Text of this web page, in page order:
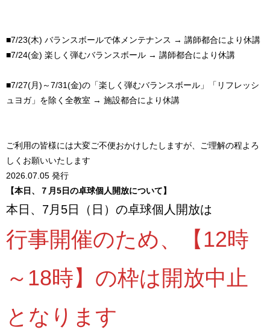
■7/23(木) バランスボールで体メンテナンス → 講師都合により休講
■7/24(金) 楽しく弾むバランスボール → 講師都合により休講
■7/27(月)～7/31(金)の「楽しく弾むバランスボール」「リフレッシ
ュヨガ」を除く全教室 → 施設都合により休講
ご利用の皆様には大変ご不便おかけしたしますが、ご理解の程よろ
しくお願いいたします
2026.07.05 発行
【本日、７月5日の卓球個人開放について】
本日、7月5日（日）の卓球個人開放は
行事開催のため、【12時
～18時】の枠は開放中止
となります